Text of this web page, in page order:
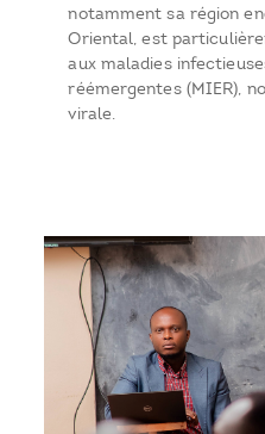
notamment sa région
Oriental, est
aux maladies
réémergentes (MIER),
virale.